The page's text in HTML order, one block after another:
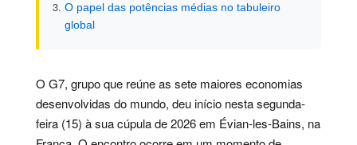
O papel das potências médias no tabuleiro
global
O G7, grupo que reúne as sete maiores economias
desenvolvidas do mundo, deu início nesta segunda-
feira (15) à sua cúpula de 2026 em Évian-les-Bains, na